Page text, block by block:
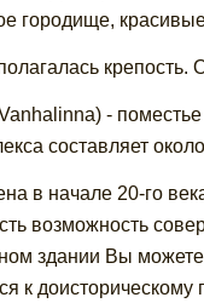
городище,
-
составляет
в начале 20-го
возможность
здании Вы
к